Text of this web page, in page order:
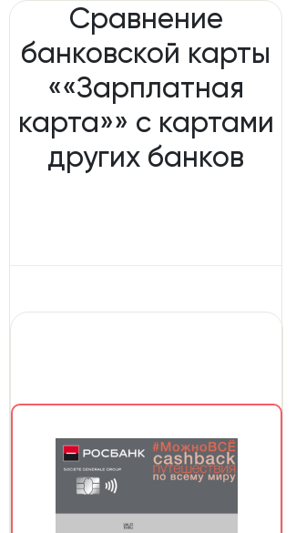
Сравнение
банковской карты
««Зарплатная
карта»» с картами
других банков